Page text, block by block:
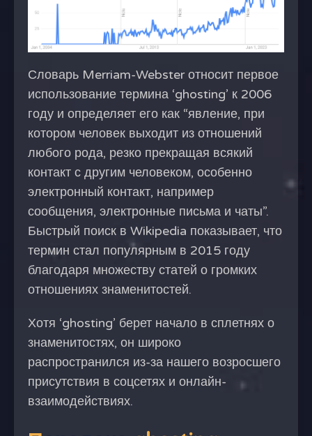
Словарь Merriam-Webster относит первое
использование термина ‘ghosting’ к 2006
году и определяет его как “явление, при
котором человек выходит из отношений
любого рода, резко прекращая всякий
контакт с другим человеком, особенно
электронный контакт, например
сообщения, электронные письма и чаты”.
Быстрый поиск в Wikipedia показывает, что
термин стал популярным в 2015 году
благодаря множеству статей о громких
отношениях знаменитостей.
Хотя ‘ghosting’ берет начало в сплетнях о
знаменитостях, он широко
распространился из-за нашего возросшего
присутствия в соцсетях и онлайн-
взаимодействиях.